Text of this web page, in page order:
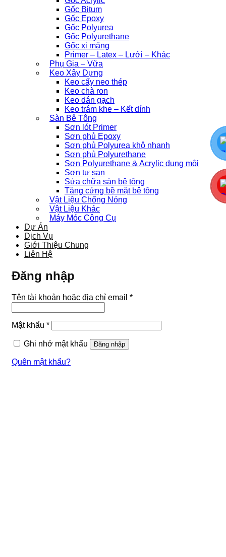
Gốc Bitum
Gốc Epoxy
Gốc Polyurea
Gốc Polyurethane
Gốc xi măng
Primer – Latex – Lưới – Khác
Phụ Gia – Vữa
Keo Xây Dựng
Keo cấy neo thép
Keo chà ron
Keo dán gạch
Keo trám khe – Kết dính
Sàn Bê Tông
Sơn lót Primer
Sơn phủ Epoxy
Sơn phủ Polyurea khô nhanh
Sơn phủ Polyurethane
Sơn Polyurethane & Acrylic dung môi
Sơn tự san
Sửa chữa sàn bê tông
Tăng cứng bề mặt bê tông
Vật Liệu Chống Nóng
Vật Liệu Khác
Máy Móc Công Cụ
Dự Án
Dịch Vụ
Giới Thiệu Chung
Liên Hệ
Đăng nhập
Tên tài khoản hoặc địa chỉ email *Bắt
Mật khẩu *Bắt
Ghi nhớ mật khẩu
Đăng nhập
Quên mật khẩu?